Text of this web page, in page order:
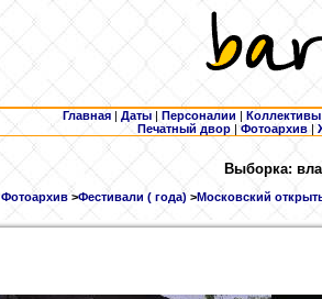
Главная | Даты | Персоналии | Коллективы
Печатный двор |Фотоархив |
Выборка:
Фотоархив>Фестивали ( года) >Московский